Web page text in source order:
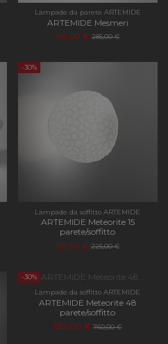
Lampade da parete ARTEMIDE
ARTEMIDE Mesmeri
199,50 € 285,00 €
-30%
Lampade da soffitto ARTEMIDE
ARTEMIDE Meteorite 15
parete/soffitto
157,50 € 225,00 €
-30%
Lampade da soffitto ARTEMIDE
ARTEMIDE Meteorite 48
parete/soffitto
532,00 € 760,00 €